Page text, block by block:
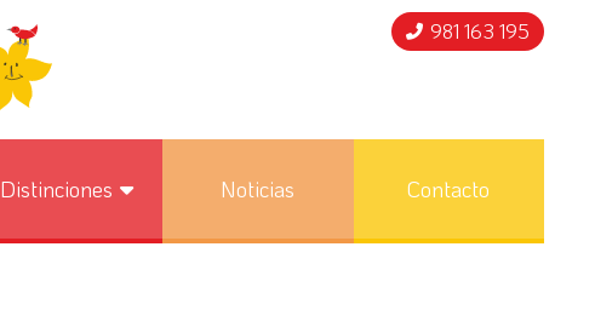
981 163 195
Distinciones Noticias Contacto